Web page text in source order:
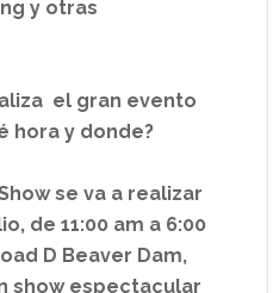
y otras
el gran evento
hora y donde?
se va a realizar
de 11:00 am a 6:00
D Beaver Dam,
show espectacular